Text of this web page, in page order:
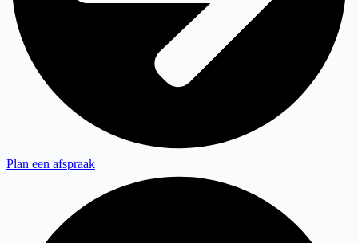
Plan een afspraak